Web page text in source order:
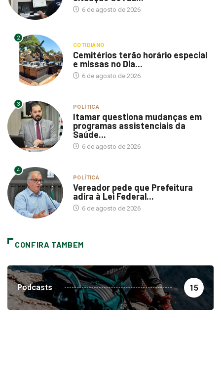
6 de agosto de 2026
2
COTIDIANO
Cemitérios terão horário especial
e missas no Dia...
6 de agosto de 2026
3 POLÍTICA
Itamar questiona mudanças em
programas assistenciais da
Saúde...
6 de agosto de 2026
4
POLÍTICA
Vereador pede que Prefeitura
adira à Lei Federal...
6 de agosto de 2026
CONFIRA TAMBEM
Podcasts 15